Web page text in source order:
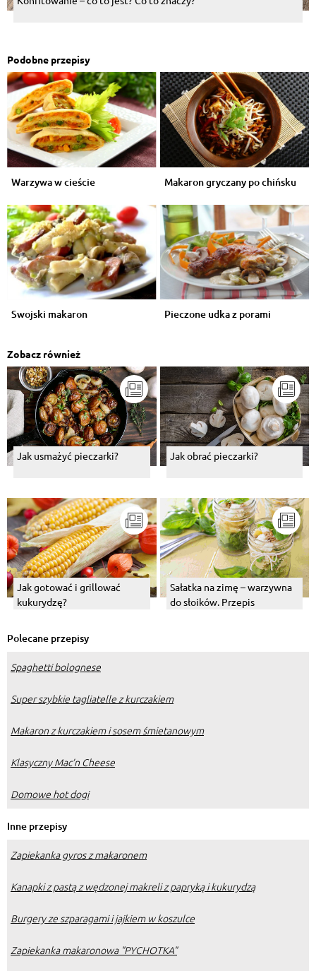
Podobne przepisy
Warzywa w cieście Makaron gryczany po chińsku
Swojski makaron Pieczone udka z porami
Zobacz również
Jak usmażyć pieczarki? Jak obrać pieczarki?
Jak gotować i grillować
kukurydzę?
Sałatka na zimę – warzywna
do słoików. Przepis
Polecane przepisy
Spaghetti bolognese
Super szybkie tagliatelle z kurczakiem
Makaron z kurczakiem i sosem śmietanowym
Klasyczny Mac’n Cheese
Domowe hot dogi
Inne przepisy
Zapiekanka gyros z makaronem
Kanapki z pastą z wędzonej makreli z papryką i kukurydzą
Burgery ze szparagami i jajkiem w koszulce
Zapiekanka makaronowa "PYCHOTKA"